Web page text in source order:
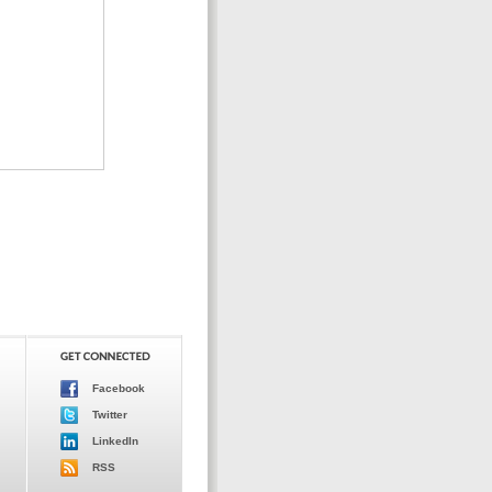
Facebook
Twitter
LinkedIn
RSS